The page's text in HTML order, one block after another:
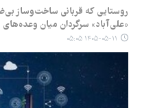
روستایی که قربانی ساخت‌وساز
«علی‌آباد» سرگردان میان
۱۴۰۵-۰۵-۱۱ ۰۵:۰۵